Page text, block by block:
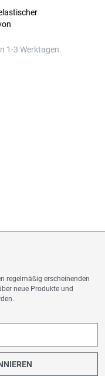
1-3 Werktagen.
regelmäßig erscheinenden
neue Produkte und